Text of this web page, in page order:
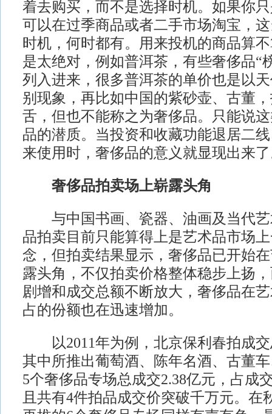
着去购买，而不是选择时机。如果你
可以在过季商品或者二手市场淘宝，
时机，何时都有。用来投机的商品算
是太绝对，例如普洱茶，有些奢侈品“
列入进来，很多普洱茶的单价也是以
别现象，再比如中国的紫砂壶、古董
舌，但也不能称之为奢侈品。只能说
品的潜质。当投资和收藏功能退居二
来使用时，奢侈品的意义就显现出来
奢侈品拍卖场上崭露头角
与中国书画、瓷器、油画及当代艺
品拍卖目前只能算得上是艺术品市场
念，但拍卖结果显示，奢侈品已开始
露头角，不仅拍卖价格整体稳步上扬
剧增和成交总额不断放大，奢侈品在
占的份额也在迅速增加。
以2011年为例，北京保利春拍成交
其中所推出葡萄酒、陈年名酒、古董
5个奢侈品专场总成交2.38亿元，占成
且共有4件拍品成交价突破千万元。在